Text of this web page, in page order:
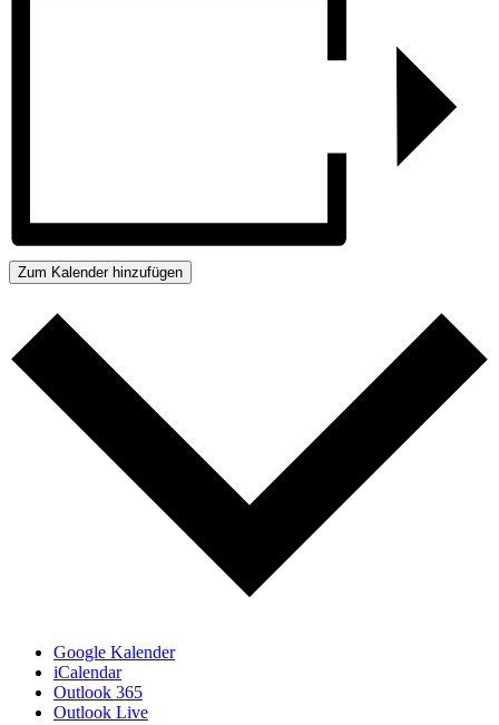
Zum Kalender hinzufügen
Google Kalender
iCalendar
Outlook 365
Outlook Live